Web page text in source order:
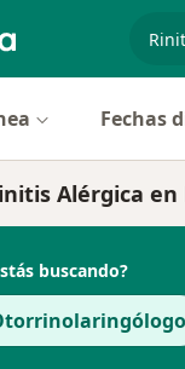
Fechas
Alérgica en
buscando?